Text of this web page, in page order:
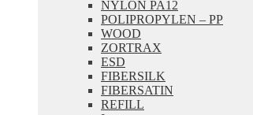
NYLON PA12
POLIPROPYLEN – PP
WOOD
ZORTRAX
ESD
FIBERSILK
FIBERSATIN
REFILL